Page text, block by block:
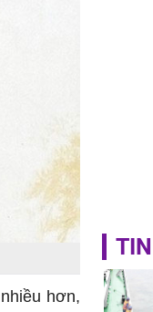
hơn,